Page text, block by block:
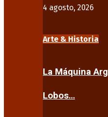
4 agosto, 2026
Arte & Historia
La Máquina
Lobos…